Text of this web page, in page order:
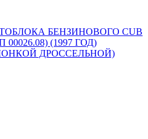
БЕНЗИНОВОГО CUB
00026.08) (1997 ГОД)
ДРОССЕЛЬНОЙ)